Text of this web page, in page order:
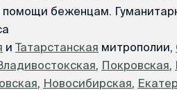
помощи беженцам.
и Татарстанская митрополии,
, Покровская,
, Новосибирская,